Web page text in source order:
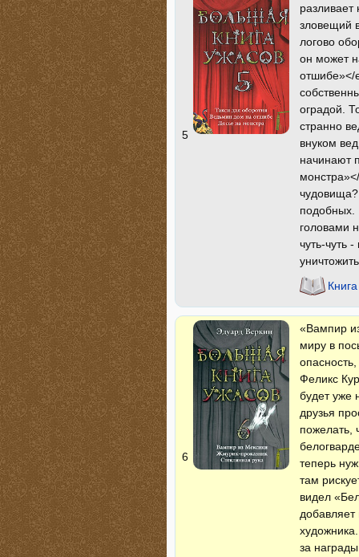
5
разливает
зловещий
логово
он может
отшибе»</
оградой.
странно
внуком
начинают
подобных.
головами
чуть-чуть
6
«Вампир
миру в
Феликс
будет уже
друзья
пожелать,
теперь
там
видел
добавляет
за